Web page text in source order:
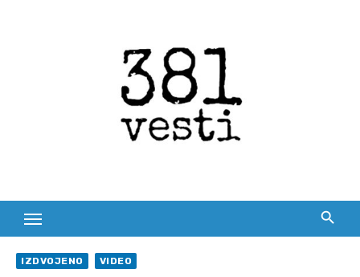
IZDVOJENO VIDEO